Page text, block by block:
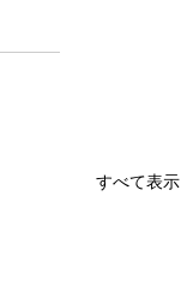
すべて表示